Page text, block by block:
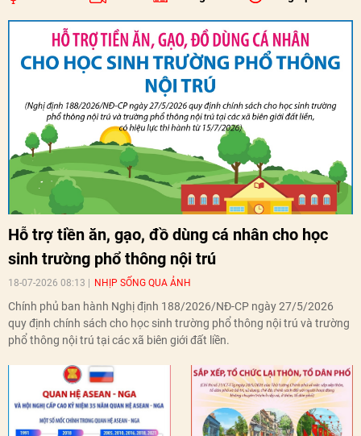
Hỗ trợ tiền ăn, gạo, đồ dùng cá nhân cho học
sinh trường phổ thông nội trú
18-07-2026 08:13 NHỊP SỐNG QUA ẢNH
Chính phủ ban hành Nghị định 188/2026/NĐ-CP ngày 27/5/2026
quy định chính sách cho học sinh trường phổ thông nội trú và trường
phổ thông nội trú tại các xã biên giới đất liền.